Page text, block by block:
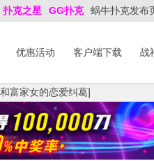
扑克之星 GG扑克 蜗牛扑克发布
优惠活动 客户端下载 战
富家女的恋爱纠葛]